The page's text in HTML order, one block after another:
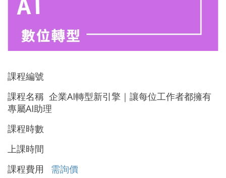
課程編號
課程名稱 企業AI轉型新引擎｜讓每位工作者都擁有
專屬AI助理
課程時數
上課時間
課程費用
需詢價